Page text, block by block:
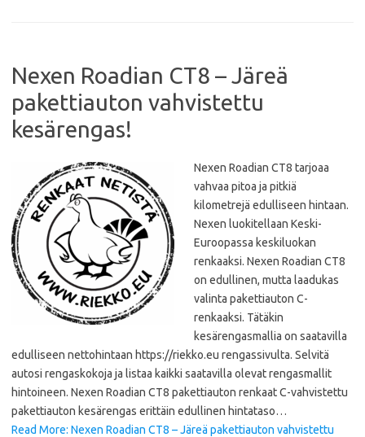
Nexen Roadian CT8 – Järeä
pakettiauton vahvistettu
kesärengas!
Nexen Roadian CT8 tarjoaa
vahvaa pitoa ja pitkiä
kilometrejä edulliseen hintaan.
Nexen luokitellaan Keski-
Euroopassa keskiluokan
renkaaksi. Nexen Roadian CT8
on edullinen, mutta laadukas
valinta pakettiauton C-
renkaaksi. Tätäkin
kesärengasmallia on saatavilla
edulliseen nettohintaan https://riekko.eu rengassivulta. Selvitä
autosi rengaskokoja ja listaa kaikki saatavilla olevat rengasmallit
hintoineen. Nexen Roadian CT8 pakettiauton renkaat C-vahvistettu
pakettiauton kesärengas erittäin edullinen hintataso…
Read More: Nexen Roadian CT8 – Järeä pakettiauton vahvistettu